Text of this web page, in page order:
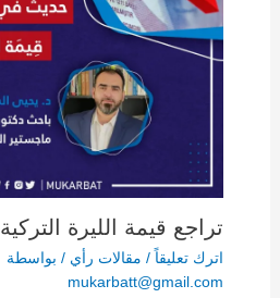
تراجع قيمة الليرة التركية
اترك تعليقاً / مقالات رأي / بواسطة
mukarbatt@gmail.com